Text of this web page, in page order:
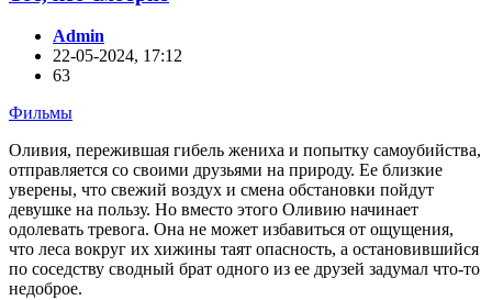
Admin
22-05-2024, 17:12
63
Фильмы
Оливия, пережившая гибель жениха и попытку самоубийства,
отправляется со своими друзьями на природу. Ее близкие
уверены, что свежий воздух и смена обстановки пойдут
девушке на пользу. Но вместо этого Оливию начинает
одолевать тревога. Она не может избавиться от ощущения,
что леса вокруг их хижины таят опасность, а остановившийся
по соседству сводный брат одного из ее друзей задумал что-то
недоброе.